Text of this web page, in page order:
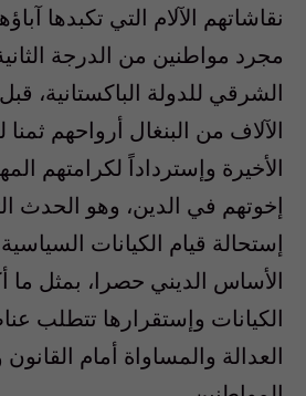
نقاشاتهم الآلام التي تكبدها
مجرد مواطنين من الدرجة
الشرقي للدولة الباكستانية،
الآلاف من البنغال أرواحهم
الأخيرة وإسترداداً لكرامتهم
إخوتهم في الدين، وهو الحدث
إستحالة قيام الكيانات
الأساس الديني حصرا، بمثل ما
الكيانات وإستقرارها تتطلب
العدالة والمساواة أمام